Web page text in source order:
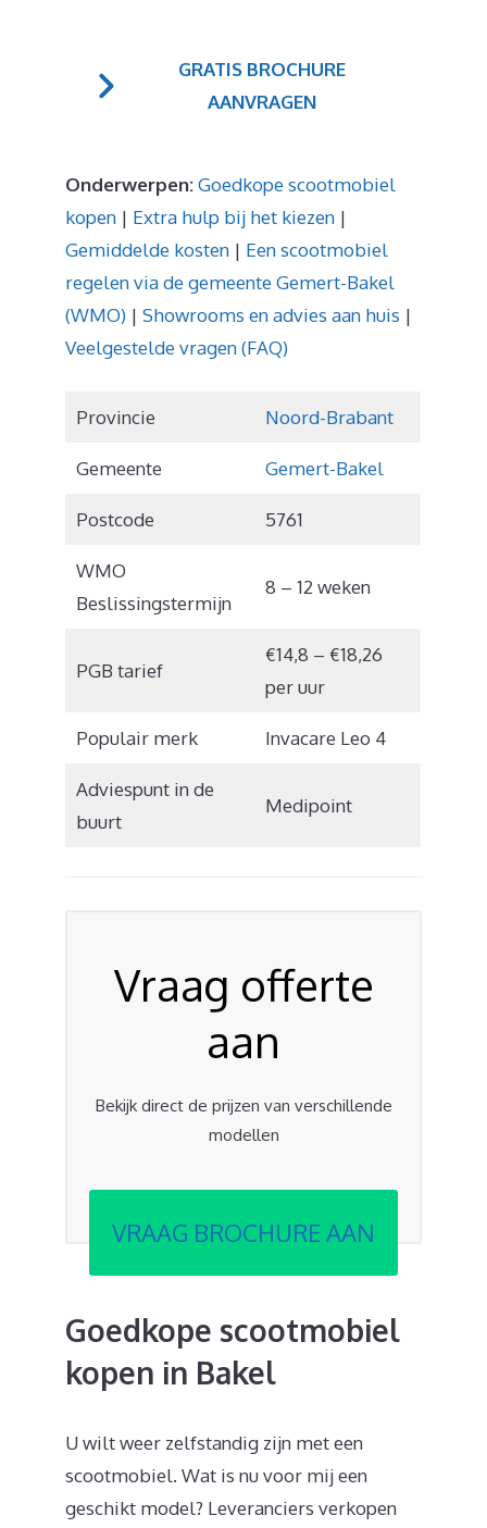
GRATIS BROCHURE
AANVRAGEN
Onderwerpen:Goedkope scootmobiel
kopen | Extra hulp bij het kiezen |
Gemiddelde kosten | Een scootmobiel
regelen via de gemeente Gemert-Bakel
(WMO) | Showrooms en advies aan huis |
Veelgestelde vragen (FAQ)
Provincie Noord-Brabant
Gemeente Gemert-Bakel
Postcode 5761
WMO
Beslissingstermijn
8 – 12 weken
PGB tarief
€14,8 – €18,26
per uur
Populair merk Invacare Leo 4
Adviespunt in de
buurt
Medipoint
Vraag offerte
aan
Bekijk direct de prijzen van verschillende
modellen
VRAAG BROCHURE AAN
Goedkope scootmobiel
kopen in Bakel
U wilt weer zelfstandig zijn met een
scootmobiel. Wat is nu voor mij een
geschikt model? Leveranciers verkopen